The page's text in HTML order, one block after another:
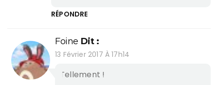
RÉPONDRE
Foine Dit :
13 Février 2017 À 17h14
Tellement !